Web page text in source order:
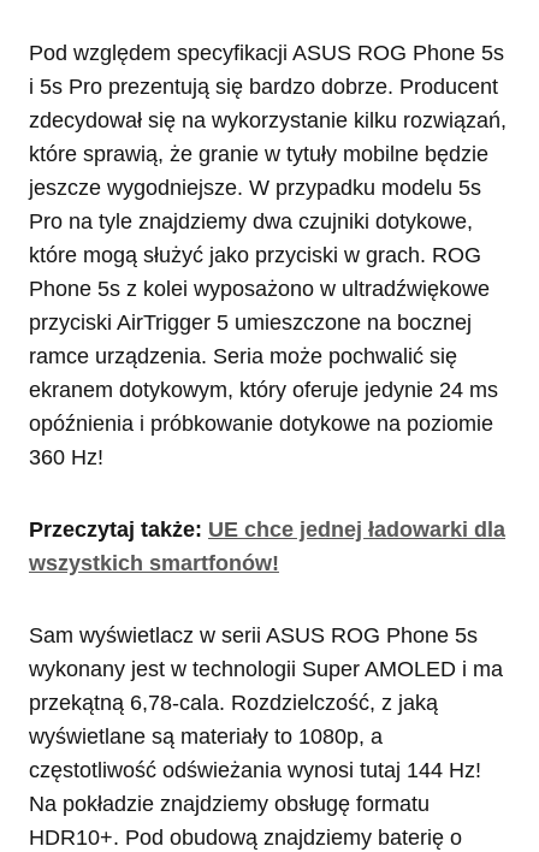
Pod względem specyfikacji ASUS ROG Phone 5s
i 5s Pro prezentują się bardzo dobrze. Producent
zdecydował się na wykorzystanie kilku rozwiązań,
które sprawią, że granie w tytuły mobilne będzie
jeszcze wygodniejsze. W przypadku modelu 5s
Pro na tyle znajdziemy dwa czujniki dotykowe,
które mogą służyć jako przyciski w grach. ROG
Phone 5s z kolei wyposażono w ultradźwiękowe
przyciski AirTrigger 5 umieszczone na bocznej
ramce urządzenia. Seria może pochwalić się
ekranem dotykowym, który oferuje jedynie 24 ms
opóźnienia i próbkowanie dotykowe na poziomie
360 Hz!
Przeczytaj także: UE chce jednej ładowarki dla
wszystkich smartfonów!
Sam wyświetlacz w serii ASUS ROG Phone 5s
wykonany jest w technologii Super AMOLED i ma
przekątną 6,78-cala. Rozdzielczość, z jaką
wyświetlane są materiały to 1080p, a
częstotliwość odświeżania wynosi tutaj 144 Hz!
Na pokładzie znajdziemy obsługę formatu
HDR10+. Pod obudową znajdziemy baterię o